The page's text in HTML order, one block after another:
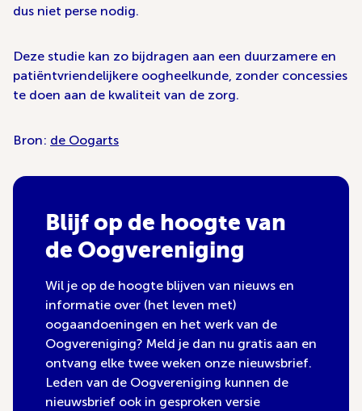
dus niet perse nodig.
Deze studie kan zo bijdragen aan een duurzamere en
patiëntvriendelijkere oogheelkunde, zonder concessies
te doen aan de kwaliteit van de zorg.
Bron: de Oogarts
Blijf op de hoogte van
de Oogvereniging
Wil je op de hoogte blijven van nieuws en
informatie over (het leven met)
oogaandoeningen en het werk van de
Oogvereniging? Meld je dan nu gratis aan en
ontvang elke twee weken onze nieuwsbrief.
Leden van de Oogvereniging kunnen de
nieuwsbrief ook in gesproken versie